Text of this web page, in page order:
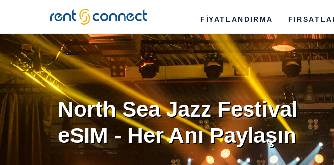
RENT'N
CONNECT
FİYATLANDIRMA
North Sea Jazz Festival
eSIM - Her Anı Paylaşın